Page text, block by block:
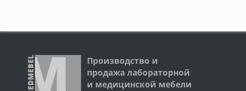
Производство и
продажа лабораторной
и медицинской мебели